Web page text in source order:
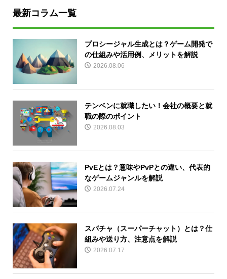
最新コラム一覧
プロシージャル生成とは？ゲーム開発で
の仕組みや活用例、メリットを解説
2026.08.06
テンベンに就職したい！会社の概要と就
職の際のポイント
2026.08.03
PvEとは？意味やPvPとの違い、代表的
なゲームジャンルを解説
2026.07.24
スパチャ（スーパーチャット）とは？仕
組みや送り方、注意点を解説
2026.07.17